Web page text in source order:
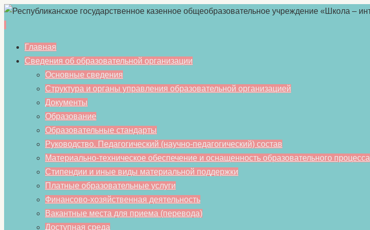
Перейти
содержимому
Главная
Сведения об образовательной организации
Основные сведения
Структура и органы управления образовательной организацией
Документы
Образование
Образовательные стандарты
Руководство. Педагогический (научно-педагогический) состав
Материально-техническое обеспечение и оснащенность образовательного процесса
Стипендии и иные виды материальной поддержки
Платные образовательные услуги
Финансово-хозяйственная деятельность
Вакантные места для приема (перевода)
Доступная среда